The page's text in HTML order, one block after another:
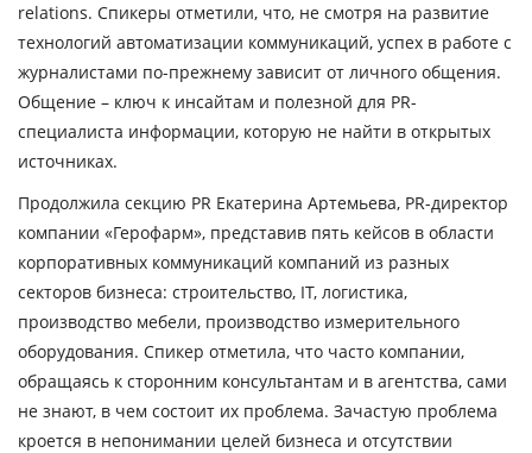
relations. Спикеры отметили, что, не смотря на развитие
технологий автоматизации коммуникаций, успех в работе с
журналистами по-прежнему зависит от личного общения.
Общение – ключ к инсайтам и полезной для PR-
специалиста информации, которую не найти в открытых
источниках.
Продолжила секцию PR Екатерина Артемьева, PR-директор
компании «Герофарм», представив пять кейсов в области
корпоративных коммуникаций компаний из разных
секторов бизнеса: строительство, IT, логистика,
производство мебели, производство измерительного
оборудования. Спикер отметила, что часто компании,
обращаясь к сторонним консультантам и в агентства, сами
не знают, в чем состоит их проблема. Зачастую проблема
кроется в непонимании целей бизнеса и отсутствии